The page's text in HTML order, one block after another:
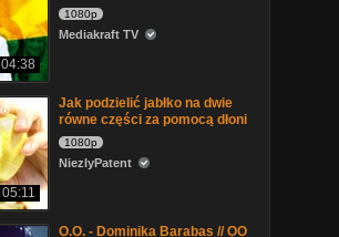
04:38
1080p
Mediakraft TV
05:11
Jak podzielić jabłko na dwie
równe części za pomocą dłoni
1080p
NiezlyPatent
O.O. - Dominika Barabas // OO